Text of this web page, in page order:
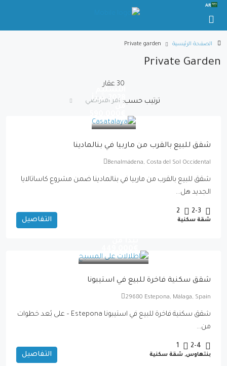
AR
الصفحة الرئيسية Private garden
Private Garden
30 عقار
ترتيب حسب: امر افتراضي
2028-تبدأ
شقق للبيع بالقرب من ماربيا في بنالمادينا
Benalmádena, Costa del Sol Occidental
شقق للبيع بالقرب من ماربيا في بنالمادينا ضمن مشروع كاساتالايا
الجديد هل...
2-3
2
شقة سكنية التفاصيل
شقق سكنية فاخرة للبيع في استيبونا
29680 Estepona, Málaga, Spain
شقق سكنية فاخرة للبيع في استيبونا Estepona – على بُعد خطوات
من...
2-4
1
بنتهاوس, شقة سكنية التفاصيل